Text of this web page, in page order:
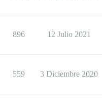
896 12 Julio 2021
559 3 Diciembre 2020